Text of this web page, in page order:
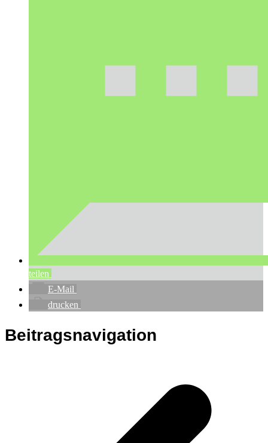
teilen
E-Mail
drucken
Beitragsnavigation